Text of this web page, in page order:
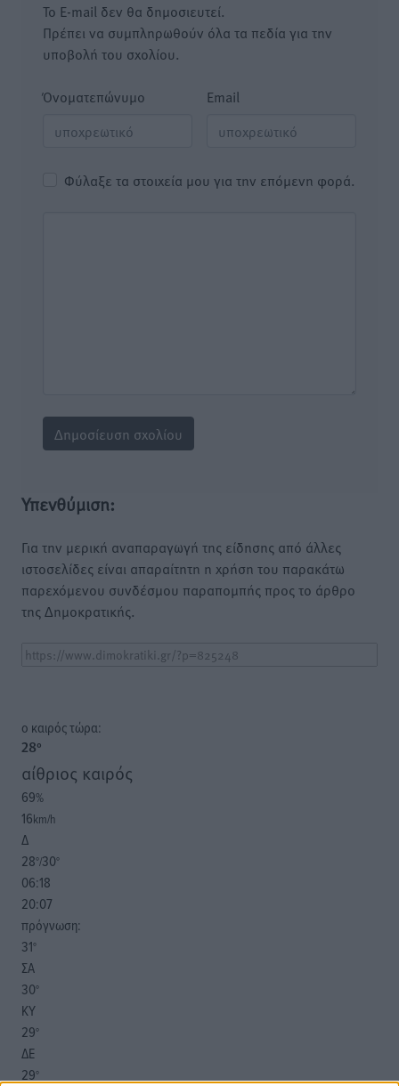
Το E-mail δεν θα δημοσιευτεί.
Πρέπει να συμπληρωθούν όλα τα πεδία για την
υποβολή του σχολίου.
Όνοματεπώνυμο Email
Φύλαξε τα στοιχεία μου για την επόμενη φορά.
Υπενθύμιση:
Για την μερική αναπαραγωγή της είδησης από άλλες
ιστοσελίδες είναι απαραίτητη η χρήση του παρακάτω
παρεχόμενου συνδέσμου παραπομπής προς το άρθρο
της Δημοκρατικής.
o καιρός τώρα:
28°
αίθριος καιρός
69%
16km/h
Δ
28°/30°
06:18
20:07
πρόγνωση:
31°
ΣΑ
30°
ΚΥ
29°
ΔΕ
29°